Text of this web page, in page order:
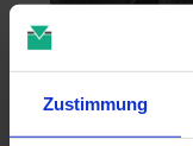
Zustimmung